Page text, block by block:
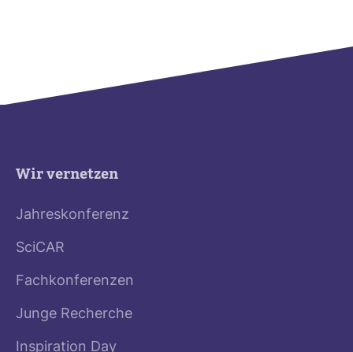
Wir vernetzen
Jahreskonferenz
SciCAR
Fachkonferenzen
Junge Recherche
Inspiration Day